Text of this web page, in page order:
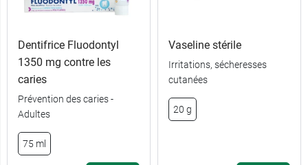
50 ml
Dentifrice Fluodontyl
1350 mg contre les
caries
Prévention des caries -
Adultes
75 ml
Vaseline stérile
Irritations, sécheresses
cutanées
20 g